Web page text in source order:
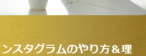
スタグラムのやり方＆理